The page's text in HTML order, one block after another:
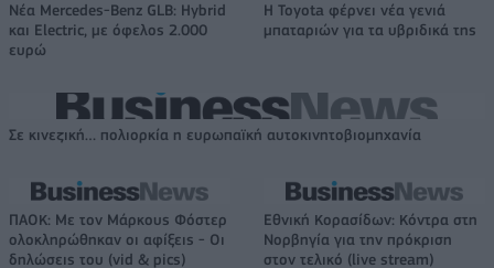
Νέα Mercedes-Benz GLB: Hybrid
και Electric, με όφελος 2.000
ευρώ
Η Toyota φέρνει νέα γενιά
μπαταριών για τα υβριδικά της
Σε κινεζική… πολιορκία η ευρωπαϊκή αυτοκινητοβιομηχανία
ΠΑΟΚ: Με τον Μάρκους Φόστερ
ολοκληρώθηκαν οι αφίξεις - Οι
δηλώσεις του (vid & pics)
Εθνική Κορασίδων: Κόντρα στη
Νορβηγία για την πρόκριση
στον τελικό (live stream)